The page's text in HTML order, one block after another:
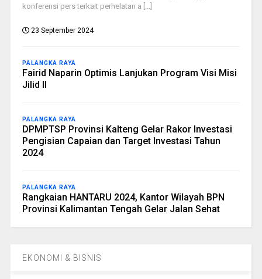
konferensi pers terkait perhelatan a [...]
23 September 2024
PALANGKA RAYA
Fairid Naparin Optimis Lanjukan Program Visi Misi
Jilid II
PALANGKA RAYA
DPMPTSP Provinsi Kalteng Gelar Rakor Investasi
Pengisian Capaian dan Target Investasi Tahun
2024
PALANGKA RAYA
Rangkaian HANTARU 2024, Kantor Wilayah BPN
Provinsi Kalimantan Tengah Gelar Jalan Sehat
EKONOMI & BISNIS